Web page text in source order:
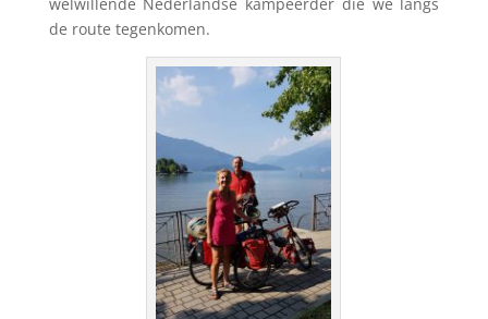
de route tegenkomen.